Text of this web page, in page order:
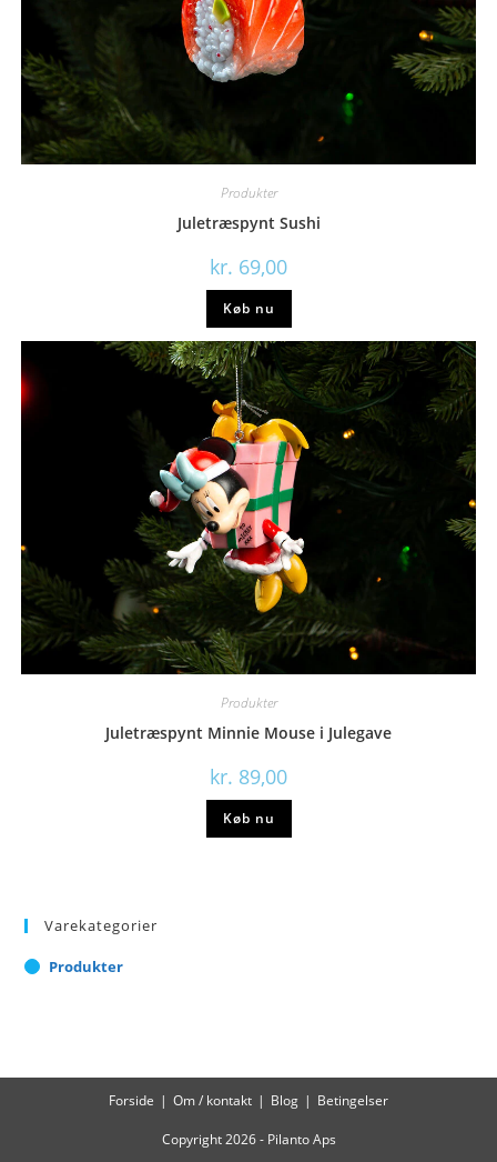
Produkter
Juletræspynt Sushi
kr. 69,00
Køb nu
Produkter
Juletræspynt Minnie Mouse i Julegave
kr. 89,00
Køb nu
Varekategorier
Produkter
Forside Om / kontakt Blog Betingelser
Copyright 2026 - Pilanto Aps